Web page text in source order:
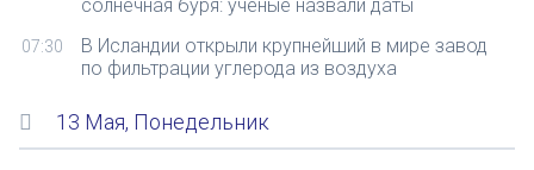
солнечная буря: ученые назвали даты
07:30
В Исландии открыли крупнейший в мире завод
по фильтрации углерода из воздуха
13 Мая, Понедельник